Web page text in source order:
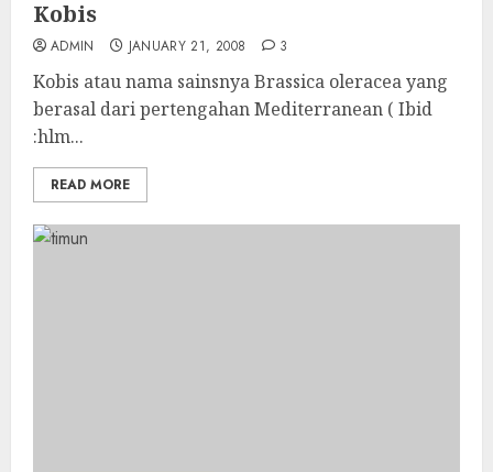
Kobis
ADMIN JANUARY 21, 2008 3
Kobis atau nama sainsnya Brassica oleracea yang
berasal dari pertengahan Mediterranean ( Ibid
:hlm...
READ MORE